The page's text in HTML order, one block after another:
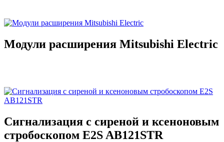
Модули расширения Mitsubishi Electric
Сигнализация с сиреной и ксеноновым
стробоскопом E2S AB121STR